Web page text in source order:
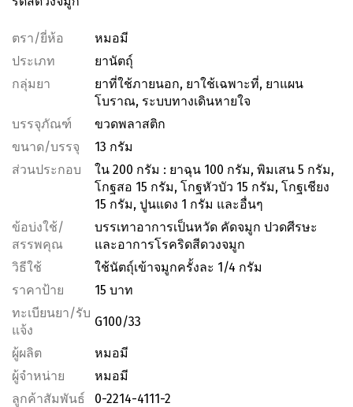
ตรา/ยี่ห้อ
หมอมี
ประเภท
ยานัตถุ์
กลุ่มยา
ยาที่ใช้ภายนอก, ยาใช้เฉพาะที่, ยาแผน
โบราณ, ระบบทางเดินหายใจ
บรรจุภัณฑ์
ขวดพลาสติก
ขนาด/บรรจุ
13 กรัม
ส่วนประกอบ
ใน 200 กรัม : ยาฉุน 100 กรัม, พิมเสน 5 กรัม,
โกฐสอ 15 กรัม, โกฐหัวบัว 15 กรัม, โกฐเชียง
15 กรัม, ปูนแดง 1 กรัม และอื่นๆ
ข้อบ่งใช้/
สรรพคุณ
บรรเทาอาการเป็นหวัด คัดจมูก ปวดศีรษะ
และอาการโรคริดสีดวงจมูก
วิธีใช้
ใช้นัตถุ์เข้าจมูกครั้งละ 1/4 กรัม
ราคาป้าย
15 บาท
ทะเบียนยา/รับ
แจ้ง
G100/33
ผู้ผลิต
หมอมี
ผู้จำหน่าย
หมอมี
ลูกค้าสัมพันธ์
0-2214-4111-2